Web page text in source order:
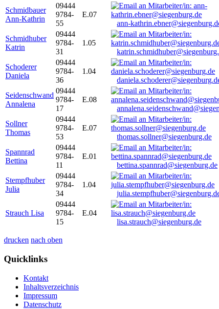
Schmidbauer
Ann-Kathrin
09444
9784-
55
E.07
ann-
Schmidhuber
Katrin
09444
9784-
31
1.05
Schoderer
Daniela
09444
9784-
36
1.04
Seidenschwand
Annalena
09444
9784-
17
E.08
Sollner
Thomas
09444
9784-
53
E.07
thomas.sollner@siegenburg.de
Spannrad
Bettina
09444
9784-
11
E.01
bettina.spannrad@siegenburg.de
Stempfhuber
Julia
09444
9784-
34
1.04
Strauch Lisa
09444
9784-
15
E.04
lisa.strauch@siegenburg.de
drucken nach oben
Quicklinks
Kontakt
Inhaltsverzeichnis
Impressum
Datenschutz